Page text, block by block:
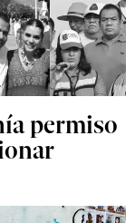
permiso